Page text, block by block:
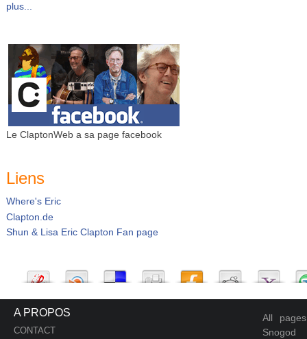
plus...
Le ClaptonWeb a sa page facebook
Liens
Where's Eric
Clapton.de
Shun & Lisa Eric Clapton Fan page
A PROPOS
CONTACT
All
Snogod